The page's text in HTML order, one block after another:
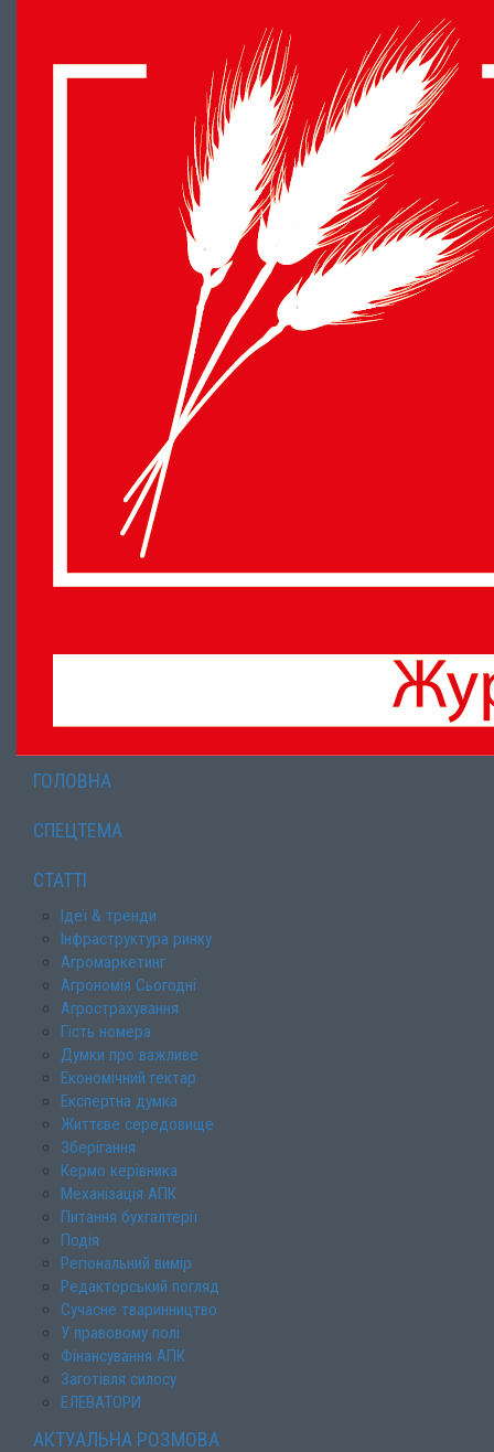
ГОЛОВНА
СПЕЦТЕМА
СТАТТІ
Ідеї & тренди
Інфраструктура ринку
Агромаркетинг
Агрономія Сьогодні
Агрострахування
Гість номера
Думки про важливе
Економічний гектар
Експертна думка
Життєве середовище
Зберігання
Кермо керівника
Механізація АПК
Питання бухгалтерії
Подія
Регіональний вимір
Редакторський погляд
Сучасне тваринництво
У правовому полі
Фінансування АПК
Заготівля силосу
ЕЛЕВАТОРИ
АКТУАЛЬНА РОЗМОВА